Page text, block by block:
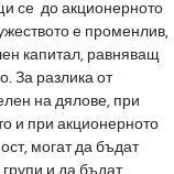
се до акционерното
е променлив,
капитал, равняващ
За разлика от
на дялове, при
и при акционерното
могат да бъдат